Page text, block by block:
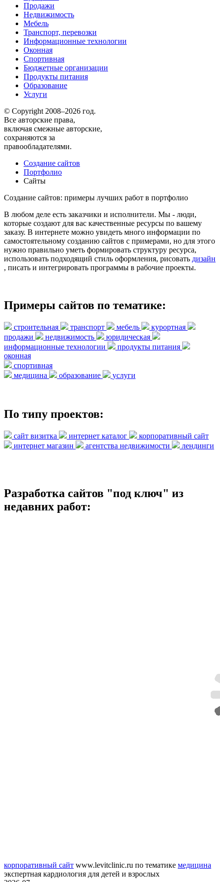
Продажи
Недвижимость
Мебель
Транспорт, перевозки
Информационные технологии
Оконная
Спортивная
Бюджетные организации
Продукты питания
Образование
Услуги
© Copyright 2008–2026 год.
Все авторские права,
включая смежные авторские,
сохраняются за
правообладателями.
Создание сайтов
Портфолио
Сайты
Создание сайтов: примеры лучших работ в портфолио
В любом деле есть заказчики и исполнители. Мы - люди,
которые создают для вас качественные ресурсы по вашему
заказу. В интернете можно увидеть много информации по
самостоятельному созданию сайтов с примерами, но для этого
нужно правильно уметь формировать структуру ресурса,
использовать подходящий стиль оформления, рисовать дизайн
, писать и интегрировать программы в рабочие проекты.
Примеры сайтов по тематике:
строительная транспорт мебель
курортная
продажи
недвижимость
юридическая
информационные технологии
продукты питания
оконная
спортивная
медицина
образование услуги
По типу проектов:
сайт визитка интернет каталог
корпоративный сайт
интернет магазин
агентства недвижимости лендинги
Разработка сайтов "под ключ" из
недавних работ:
корпоративный сайт www.levitclinic.ru по тематике медицина
экспертная кардиология для детей и взрослых